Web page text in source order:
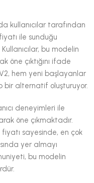
kullanıcılar tarafından
ile sunduğu
bu modelin
öne çıktığını ifade
hem yeni başlayanlar
bir alternatif oluşturuyor.
deneyimleri ile
öne çıkmaktadır.
fiyatı sayesinde, en çok
yer almayı
bu modelin